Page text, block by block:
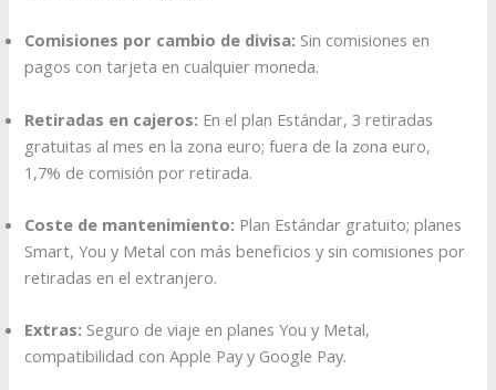
Comisiones por cambio de divisa: Sin comisiones en
pagos con tarjeta en cualquier moneda.
Retiradas en cajeros: En el plan Estándar, 3 retiradas
gratuitas al mes en la zona euro; fuera de la zona euro,
1,7% de comisión por retirada.
Coste de mantenimiento: Plan Estándar gratuito; planes
Smart, You y Metal con más beneficios y sin comisiones por
retiradas en el extranjero.​
Extras: Seguro de viaje en planes You y Metal,
compatibilidad con Apple Pay y Google Pay.​